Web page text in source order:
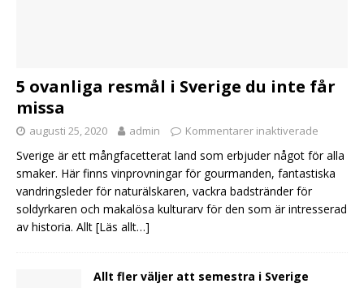
5 ovanliga resmål i Sverige du inte får
missa
augusti 25, 2020 admin Kommentarer inaktiverade
Sverige är ett mångfacetterat land som erbjuder något för alla
smaker. Här finns vinprovningar för gourmanden, fantastiska
vandringsleder för naturälskaren, vackra badstränder för
soldyrkaren och makalösa kulturarv för den som är intresserad
av historia. Allt [Läs allt…]
Allt fler väljer att semestra i Sverige